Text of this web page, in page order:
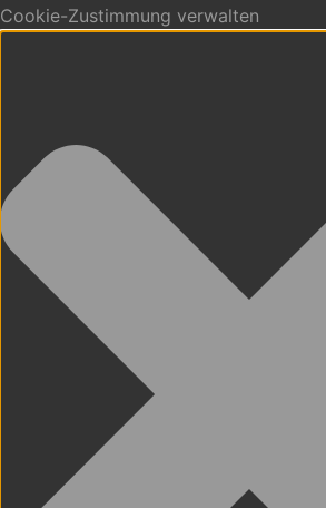
Cookie-Zustimmung verwalten